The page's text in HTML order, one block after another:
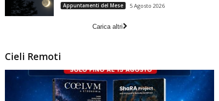
Appuntamenti del Mese 5 Agosto 2026
Carica altri
Cieli Remoti